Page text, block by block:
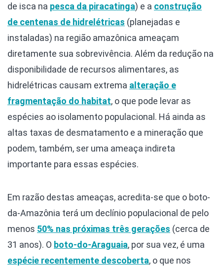
de isca na pesca da piracatinga) e a construção
de centenas de hidrelétricas (planejadas e
instaladas) na região amazônica ameaçam
diretamente sua sobrevivência. Além da redução na
disponibilidade de recursos alimentares, as
hidrelétricas causam extrema alteração e
fragmentação do habitat, o que pode levar as
espécies ao isolamento populacional. Há ainda as
altas taxas de desmatamento e a mineração que
podem, também, ser uma ameaça indireta
importante para essas espécies.
Em razão destas ameaças, acredita-se que o boto-
da-Amazônia terá um declínio populacional de pelo
menos 50% nas próximas três gerações (cerca de
31 anos). O boto-do-Araguaia, por sua vez, é uma
espécie recentemente descoberta, o que nos